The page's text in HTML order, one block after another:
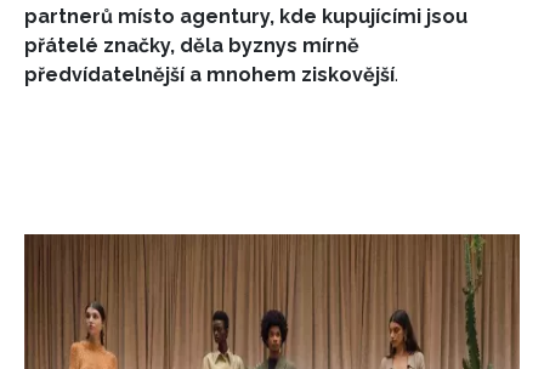
INFORMACE
partnerů místo agentury, kde kupujícími jsou
přátelé značky, děla byznys mírně
předvídatelnější a mnohem ziskovější.